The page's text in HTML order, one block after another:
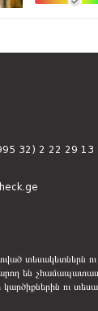
32) 2 22 29 13
տեսակետներն
են
կարծիքներին ու